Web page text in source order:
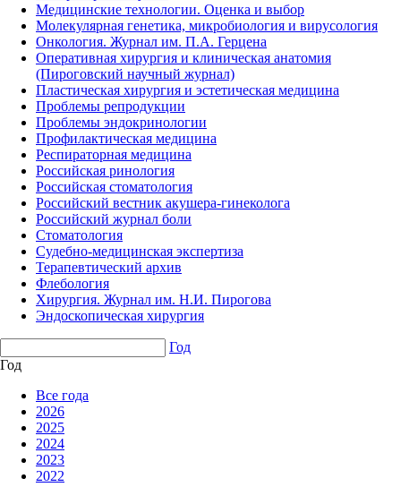
Медицинские технологии. Оценка и выбор
Молекулярная генетика, микробиология и вирусология
Онкология. Журнал им. П.А. Герцена
Оперативная хирургия и клиническая анатомия
(Пироговский научный журнал)
Пластическая хирургия и эстетическая медицина
Проблемы репродукции
Проблемы эндокринологии
Профилактическая медицина
Респираторная медицина
Российская ринология
Российская стоматология
Российский вестник акушера-гинеколога
Российский журнал боли
Стоматология
Судебно-медицинская экспертиза
Терапевтический архив
Флебология
Хирургия. Журнал им. Н.И. Пирогова
Эндоскопическая хирургия
Год
Год
Все года
2026
2025
2024
2023
2022